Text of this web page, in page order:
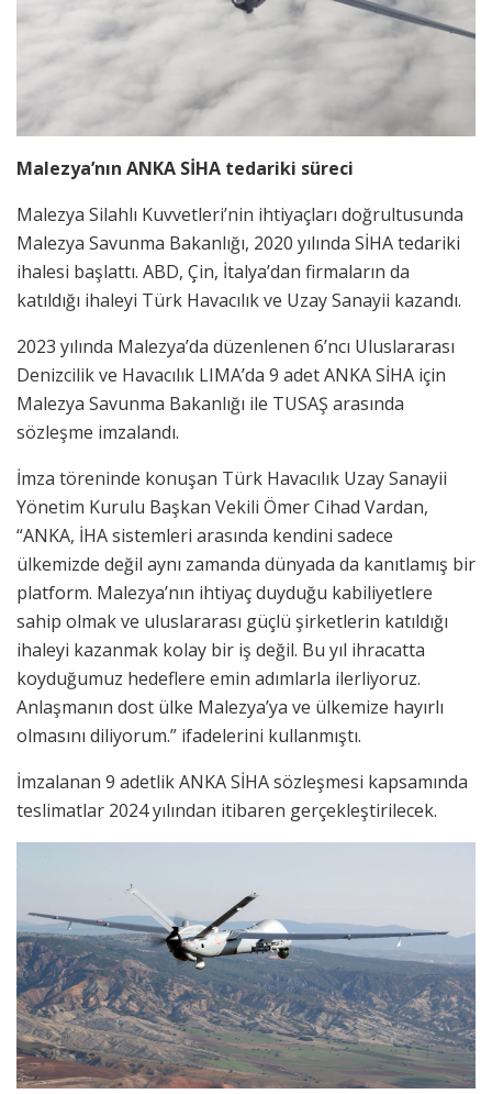
Malezya’nın ANKA SİHA tedariki süreci
Malezya Silahlı Kuvvetleri’nin ihtiyaçları doğrultusunda
Malezya Savunma Bakanlığı, 2020 yılında SİHA tedariki
ihalesi başlattı. ABD, Çin, İtalya’dan firmaların da
katıldığı ihaleyi Türk Havacılık ve Uzay Sanayii kazandı.
2023 yılında Malezya’da düzenlenen 6’ncı Uluslararası
Denizcilik ve Havacılık LIMA’da 9 adet ANKA SİHA için
Malezya Savunma Bakanlığı ile TUSAŞ arasında
sözleşme imzalandı.
İmza töreninde konuşan Türk Havacılık Uzay Sanayii
Yönetim Kurulu Başkan Vekili Ömer Cihad Vardan,
“ANKA, İHA sistemleri arasında kendini sadece
ülkemizde değil aynı zamanda dünyada da kanıtlamış bir
platform. Malezya’nın ihtiyaç duyduğu kabiliyetlere
sahip olmak ve uluslararası güçlü şirketlerin katıldığı
ihaleyi kazanmak kolay bir iş değil. Bu yıl ihracatta
koyduğumuz hedeflere emin adımlarla ilerliyoruz.
Anlaşmanın dost ülke Malezya’ya ve ülkemize hayırlı
olmasını diliyorum.” ifadelerini kullanmıştı.
İmzalanan 9 adetlik ANKA SİHA sözleşmesi kapsamında
teslimatlar 2024 yılından itibaren gerçekleştirilecek.